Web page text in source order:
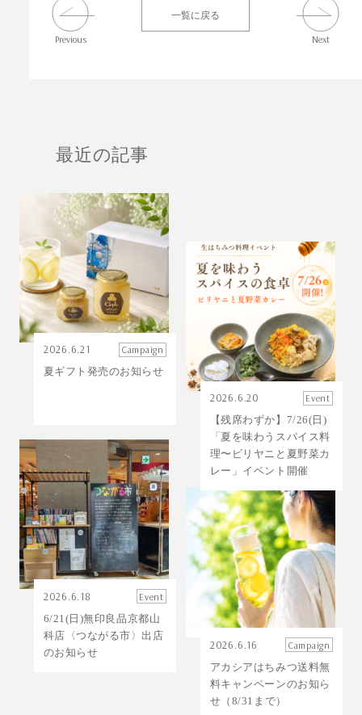
Previous
一覧に戻る
Next
最近の記事
2026.6.21
Campaign
夏ギフト発売のお知らせ
2026.6.20
Event
【残席わずか】7/26(日)
「夏を味わうスパイス料
理〜ビリヤニと夏野菜カ
レー」イベント開催
2026.6.18
Event
6/21(日)無印良品京都山
科店〈つながる市〉出店
のお知らせ
2026.6.16
Campaign
アカシアはちみつ送料無
料キャンペーンのお知ら
せ（8/31まで）